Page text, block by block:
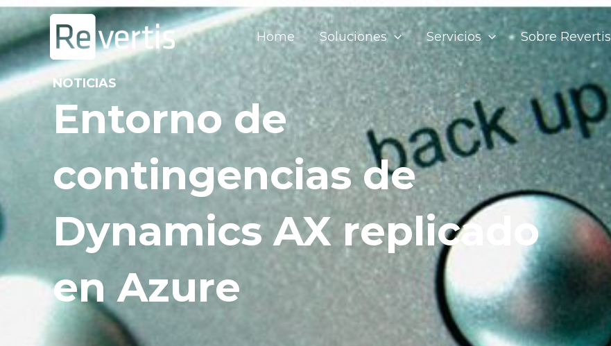
Ir
al
contenido
Home Soluciones Servicios Sobre Revertis
NOTICIAS
Entorno de
contingencias de
Dynamics AX replicado
en Azure